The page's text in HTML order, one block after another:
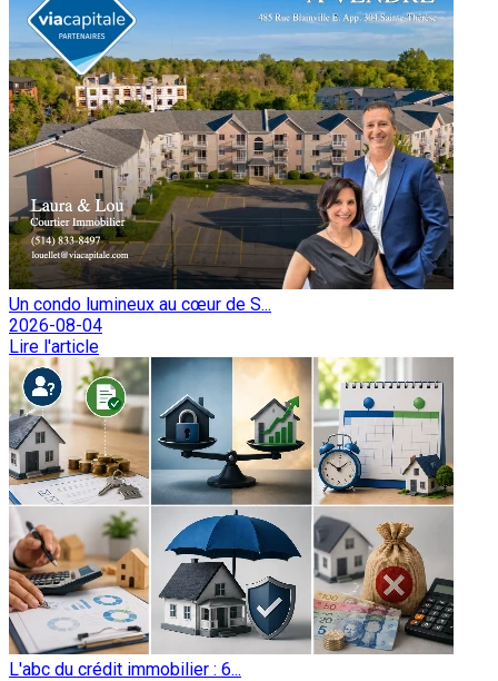
Un condo lumineux au cœur de S...
2026-08-04
Lire l'article
L'abc du crédit immobilier : 6...